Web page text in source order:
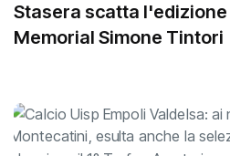
Stasera scatta l'edizione
Memorial Simone Tintori